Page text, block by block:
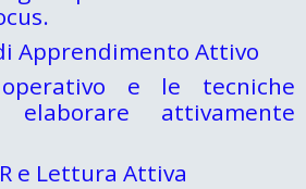
Apprendimento Attivo
e le tecniche
attivamente
e Lettura Attiva